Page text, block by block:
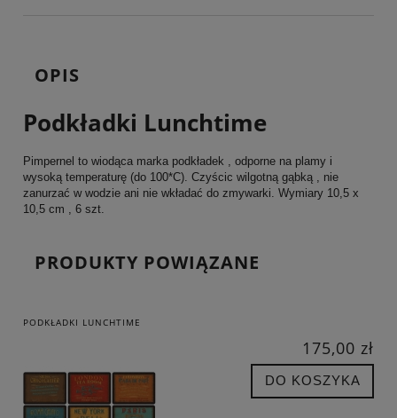
OPIS
Podkładki Lunchtime
Pimpernel to wiodąca marka podkładek , odporne na plamy i
wysoką temperaturę (do 100*C). Czyścic wilgotną gąbką , nie
zanurzać w wodzie ani nie wkładać do zmywarki. Wymiary 10,5 x
10,5 cm , 6 szt.
PRODUKTY POWIĄZANE
PODKŁADKI LUNCHTIME
175,00 zł
DO KOSZYKA